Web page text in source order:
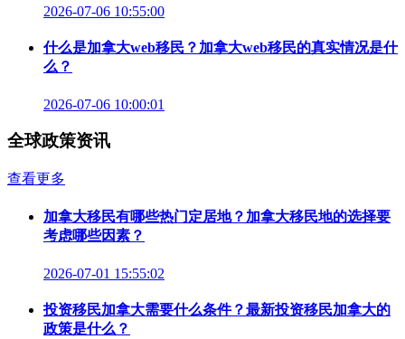
2026-07-06 10:55:00
什么是加拿大web移民？加拿大web移民的真实情况是什
么？
2026-07-06 10:00:01
全球政策资讯
查看更多
加拿大移民有哪些热门定居地？加拿大移民地的选择要
考虑哪些因素？
2026-07-01 15:55:02
投资移民加拿大需要什么条件？最新投资移民加拿大的
政策是什么？